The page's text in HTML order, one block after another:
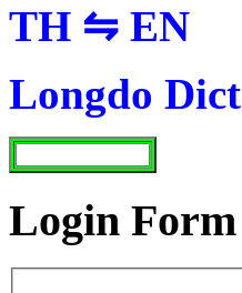
TH ⇋ EN
Longdo Dict
Login Form